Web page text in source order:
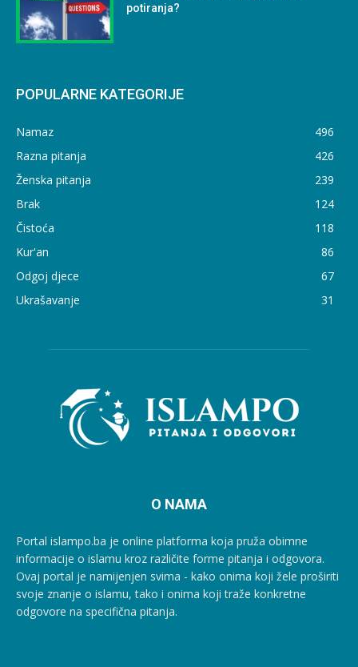
potiranja?
POPULARNE KATEGORIJE
Namaz
496
Razna pitanja
426
Ženska pitanja
239
Brak
124
Čistoća
118
Kur'an
86
Odgoj djece
67
Ukrašavanje
31
O NAMA
Portal islampo.ba je online platforma koja pruža obimne
informacije o islamu kroz različite forme pitanja i odgovora.
Ovaj portal je namijenjen svima - kako onima koji žele proširiti
svoje znanje o islamu, tako i onima koji traže konkretne
odgovore na specifična pitanja.